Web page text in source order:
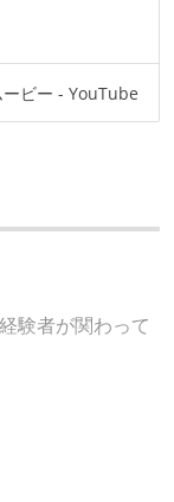
ービー - YouTube
験者が関わって
クフローの標準